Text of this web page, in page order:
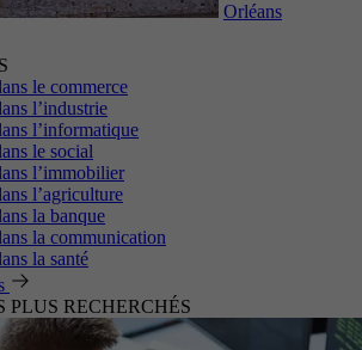
Orléans
le commerce
l’industrie
l’informatique
le social
l’immobilier
l’agriculture
la banque
la communication
la santé
PLUS RECHERCHÉS